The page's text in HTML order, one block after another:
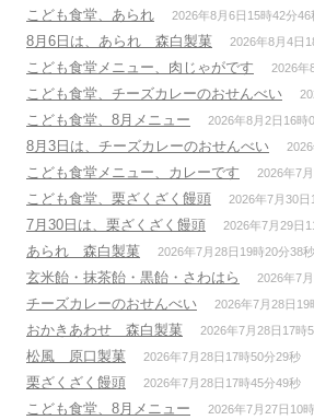
こども食堂、あられ 2026年8月6日15時42分46
8月6日は、あられ 森白製菓 2026年8月4日
こども食堂メニュー、肉じゃがです 2026年
こども食堂、チーズカレーのおせんべい
こども食堂、8月メニュー 2026年8月2日16時
8月3日は、チーズカレーのおせんべい
こども食堂メニュー、カレーです 2026年7
こども食堂、栗ざくざく饅頭 2026年7月30
7月30日は、栗ざくざく饅頭 2026年7月29日
あられ 森白製菓 2026年7月28日19時20分38秒
玄米飴・抹茶飴・黒飴・さわはら 2026年7
チーズカレーのおせんべい 2026年7月28日19
おかきあわせ 森白製菓 2026年7月28日17時
松風 原口製菓 2026年7月28日17時50分29秒
栗ざくざく饅頭 2026年7月28日17時45分49秒
こども食堂、8月メニュー 2026年7月27日10